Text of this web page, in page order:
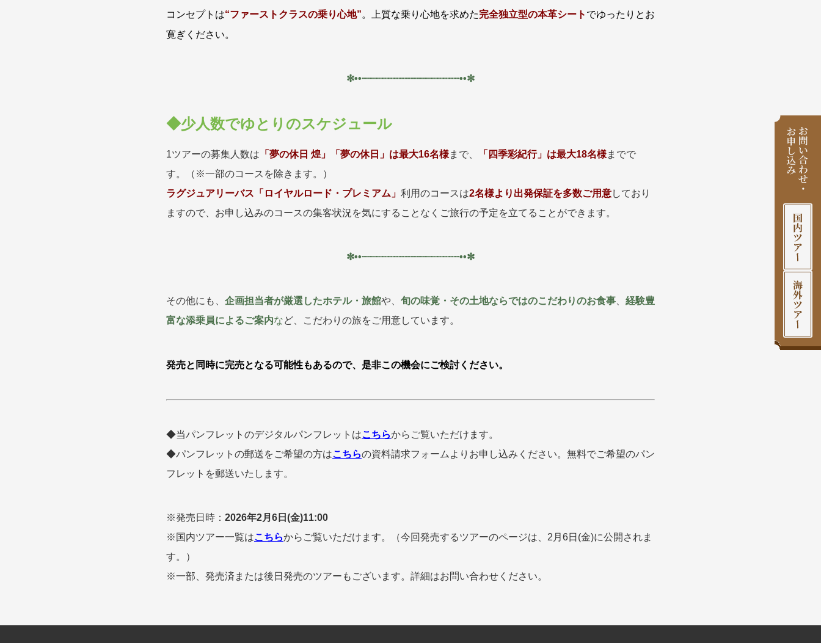
コンセプトは“ファーストクラスの乗り心地”。 上質な乗り心地を求めた完全独立型の本革シート でゆったりとお
寛ぎください。
✼••┈┈┈┈┈┈┈┈┈┈┈┈┈┈┈┈••✼
◆少人数でゆとりのスケジュール
1ツアーの募集人数は 「夢の休日 煌」「夢の休日」は最大16名様まで、 「四季彩紀行」は最大18名様までで
す。（※一部のコースを除きます。）
ラグジュアリーバス「ロイヤルロード・プレミアム」 利用のコースは2名様より出発保証を多数ご用意しており
ますので、お申し込みのコースの集客状況を気にすることなくご旅行の予定を立てることができます。
✼••┈┈┈┈┈┈┈┈┈┈┈┈┈┈┈┈••✼
その他にも、 企画担当者が厳選したホテル・旅館や、 旬の味覚・その土地ならではのこだわりのお食事
経験豊
富な添乗員によるご案内など、こだわりの旅をご用意しています。
発売と同時に完売となる可能性もあるので、是非この機会にご検討ください。
◆当パンフレットのデジタルパンフレットはこちらからご覧いただけます。
◆パンフレットの郵送をご希望の方はこちらの資料請求フォームよりお申し込みください。無料でご希望のパン
フレットを郵送いたします。
※発売日時： 2026年2月6日(金)11:00
※国内ツアー一覧はこちらからご覧いただけます。（今回発売するツアーのページは、2月6日(金)に公開されま
す。）
※一部、発売済または後日発売のツアーもございます。詳細はお問い合わせください。